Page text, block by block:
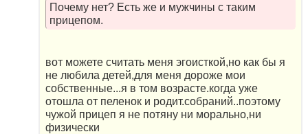
Почему нет? Есть же и мужчины с таким
прицепом.
вот можете считать меня эгоисткой,но как бы я
не любила детей,для меня дороже мои
собственные...я в том возрасте.когда уже
отошла от пеленок и родит.собраний..поэтому
чужой прицеп я не потяну ни морально,ни
физически